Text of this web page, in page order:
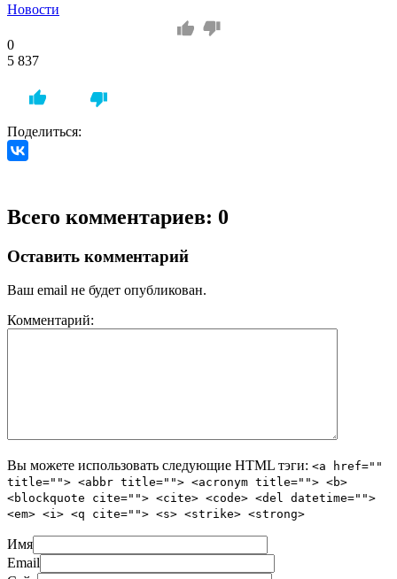
Новости
0
5 837
Поделиться:
Всего комментариев: 0
Оставить комментарий
Ваш email не будет опубликован.
Комментарий:
Вы можете использовать следующие HTML тэги: <a href=""
title=""> <abbr title=""> <acronym title=""> <b>
<blockquote cite=""> <cite> <code> <del datetime="">
<em> <i> <q cite=""> <s> <strike> <strong>
Имя
Email